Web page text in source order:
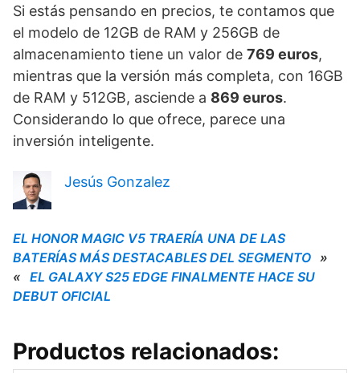
Si estás pensando en precios, te contamos que
el modelo de 12GB de RAM y 256GB de
almacenamiento tiene un valor de 769 euros,
mientras que la versión más completa, con 16GB
de RAM y 512GB, asciende a 869 euros.
Considerando lo que ofrece, parece una
inversión inteligente.
Jesús Gonzalez
EL HONOR MAGIC V5 TRAERÍA UNA DE LAS
BATERÍAS MÁS DESTACABLES DEL SEGMENTO »
« EL GALAXY S25 EDGE FINALMENTE HACE SU
DEBUT OFICIAL
Productos relacionados: